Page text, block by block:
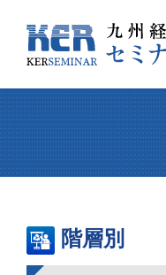
階層別